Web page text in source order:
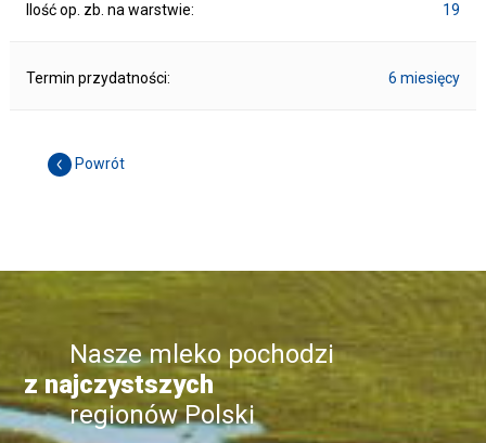
Ilość op. zb. na warstwie: 19
Termin przydatności: 6 miesięcy
Powrót
Nasze mleko pochodzi
z najczystszych
regionów Polski